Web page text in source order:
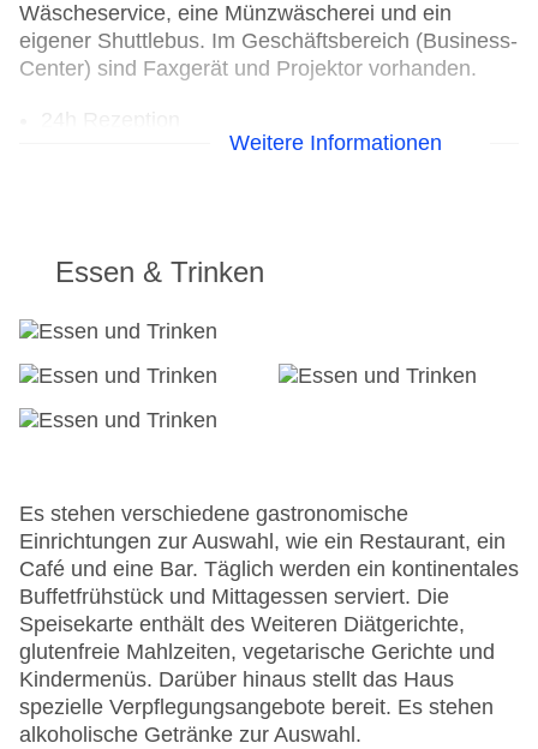
Wäscheservice, eine Münzwäscherei und ein
eigener Shuttlebus. Im Geschäftsbereich (Business-
Center) sind Faxgerät und Projektor vorhanden.
Garage
Hotelsafe
Lift
Minimarkt
Anzahl der Aufzüge: 2
Gesamtanzahl der Zimmer: 231
Pools:Indoor Pool, Outdoor Pool, Liegen am Pool
Zahlungsarten: American Express, Diners Club,
Mastercard, Visa
Landeskategorie: 5 Sterne
Weitere Informationen
Essen & Trinken
Es stehen verschiedene gastronomische
Einrichtungen zur Auswahl, wie ein Restaurant, ein
Café und eine Bar. Täglich werden ein kontinentales
Buffetfrühstück und Mittagessen serviert. Die
Speisekarte enthält des Weiteren Diätgerichte,
glutenfreie Mahlzeiten, vegetarische Gerichte und
Kindermenüs. Darüber hinaus stellt das Haus
spezielle Verpflegungsangebote bereit. Es stehen
alkoholische Getränke zur Auswahl.